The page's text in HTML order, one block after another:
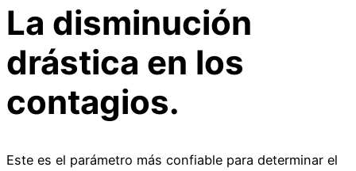
La disminución
drástica en los
contagios.
Este es el parámetro más confiable para determinar el